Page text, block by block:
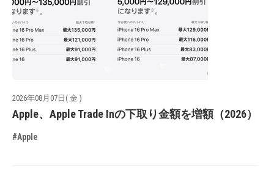
2026年08月07日( 金 )
Apple、Apple Trade Inの下取り金額を増額（2026）
#Apple